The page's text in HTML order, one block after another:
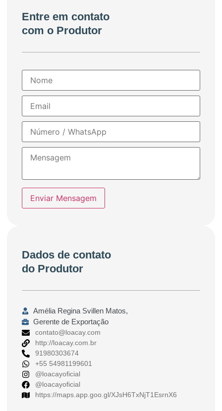
Entre em contato
com o Produtor
Enviar Mensagem
Dados de contato
do Produtor
Amélia Regina Svillen Matos,
Gerente de Exportação
contato@loacay.com
http://loacay.com.br
91980303674
+55 54981199601
@loacayoficial
@loacayoficial
https://maps.app.goo.gl/XJsH6TxNjT1EsrnX6